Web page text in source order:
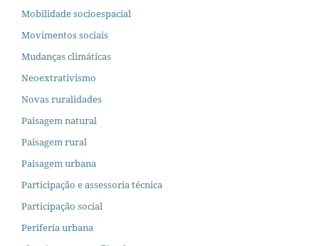
Mobilidade socioespacial
Movimentos sociais
Mudanças climáticas
Neoextrativismo
Novas ruralidades
Paisagem natural
Paisagem rural
Paisagem urbana
Participação e assessoria técnica
Participação social
Periferia urbana